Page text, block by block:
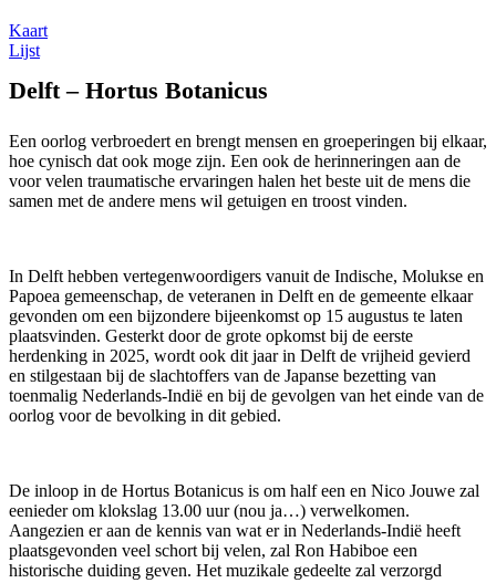
Kaart
Lijst
Delft – Hortus Botanicus
Een oorlog verbroedert en brengt mensen en groeperingen bij elkaar,
hoe cynisch dat ook moge zijn. Een ook de herinneringen aan de
voor velen traumatische ervaringen halen het beste uit de mens die
samen met de andere mens wil getuigen en troost vinden.
In Delft hebben vertegenwoordigers vanuit de Indische, Molukse en
Papoea gemeenschap, de veteranen in Delft en de gemeente elkaar
gevonden om een bijzondere bijeenkomst op 15 augustus te laten
plaatsvinden. Gesterkt door de grote opkomst bij de eerste
herdenking in 2025, wordt ook dit jaar in Delft de vrijheid gevierd
en stilgestaan bij de slachtoffers van de Japanse bezetting van
toenmalig Nederlands-Indië en bij de gevolgen van het einde van de
oorlog voor de bevolking in dit gebied.
De inloop in de Hortus Botanicus is om half een en Nico Jouwe zal
eenieder om klokslag 13.00 uur (nou ja…) verwelkomen.
Aangezien er aan de kennis van wat er in Nederlands-Indië heeft
plaatsgevonden veel schort bij velen, zal Ron Habiboe een
historische duiding geven. Het muzikale gedeelte zal verzorgd